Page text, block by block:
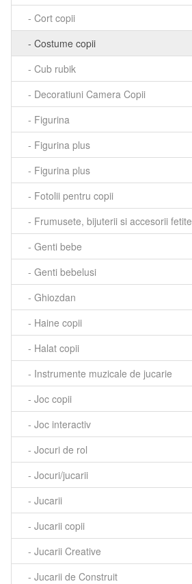
- Cort copii
- Costume copii
- Cub rubik
- Decoratiuni Camera Copii
- Figurina
- Figurina plus
- Figurina plus
- Fotolii pentru copii
- Frumusete, bijuterii si accesorii fetite
- Genti bebe
- Genti bebelusi
- Ghiozdan
- Haine copii
- Halat copii
- Instrumente muzicale de jucarie
- Joc copii
- Joc interactiv
- Jocuri de rol
- Jocuri/jucarii
- Jucarii
- Jucarii copii
- Jucarii Creative
- Jucarii de Construit